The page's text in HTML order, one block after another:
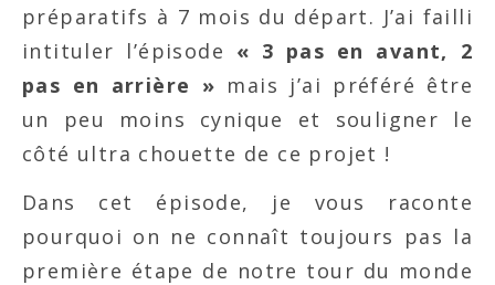
préparatifs à 7 mois du départ. J’ai failli
intituler l’épisode « 3 pas en avant, 2
pas en arrière » mais j’ai préféré être
un peu moins cynique et souligner le
côté ultra chouette de ce projet !
Dans cet épisode, je vous raconte
pourquoi on ne connaît toujours pas la
première étape de notre tour du monde